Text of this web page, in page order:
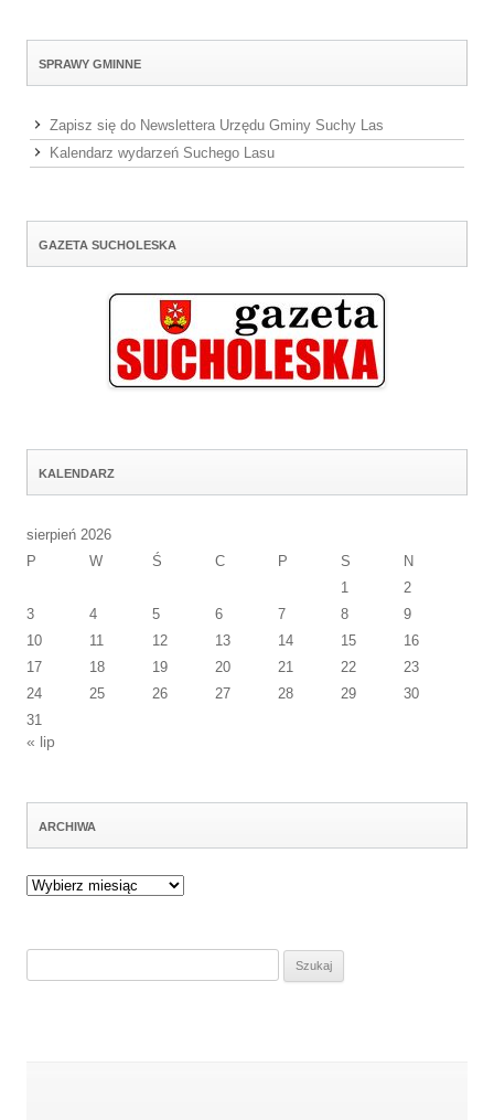
SPRAWY GMINNE
Zapisz się do Newslettera Urzędu Gminy Suchy Las
Kalendarz wydarzeń Suchego Lasu
GAZETA SUCHOLESKA
KALENDARZ
sierpień 2026
P
W Ś C P S
N
1
2
3
4 5 6 7 8
9
10
11 12 13 14 15
16
17
18 19 20 21 22
23
24
25 26 27 28 29
30
31
« lip
ARCHIWA
Archiwa